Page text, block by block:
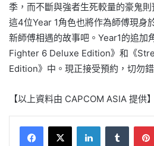
季，而不斷與強者生死較量的豪鬼
這4位Year 1角色也將作為師傅現身
新師傅相遇的故事吧。Year1的追加
Fighter 6 Deluxe Edition》和《
Edition》中。現正接受預約，切勿錯
【以上資料由 CAPCOM ASIA 提供】
LinkedInTumblr